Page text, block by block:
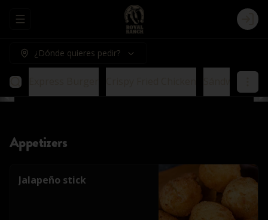
Abrir menu de navegación Login
¿Dónde quieres pedir?
Appetizers
Jalapeño stick